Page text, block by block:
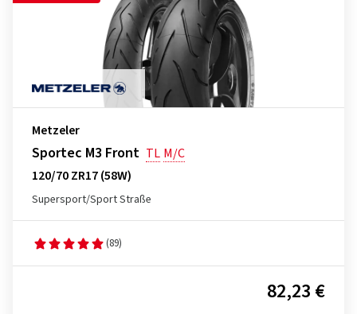
Metzeler
Sportec M3 Front TL M/C
120/70 ZR17 (58W)
Supersport/Sport Straße
(89)
82,23 €